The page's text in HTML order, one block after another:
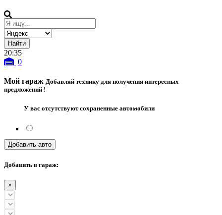
20:35
0
Мой гараж Добавляй технику для получения интересных
предложений !
У вас отсутствуют сохраненные автомобили
Добавить авто
Добавить в гараж:
×